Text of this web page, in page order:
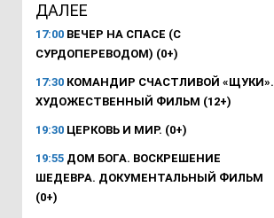
ДАЛЕЕ
17:00 ВЕЧЕР НА СПАСЕ (С
СУРДОПЕРЕВОДОМ) (0+)
17:30 КОМАНДИР СЧАСТЛИВОЙ «ЩУКИ».
ХУДОЖЕСТВЕННЫЙ ФИЛЬМ (12+)
19:30 ЦЕРКОВЬ И МИР. (0+)
19:55 ДОМ БОГА. ВОСКРЕШЕНИЕ
ШЕДЕВРА. ДОКУМЕНТАЛЬНЫЙ ФИЛЬМ
(0+)